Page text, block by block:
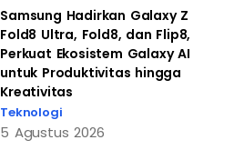
Samsung Hadirkan Galaxy Z
Fold8 Ultra, Fold8, dan Flip8,
Perkuat Ekosistem Galaxy AI
untuk Produktivitas hingga
Kreativitas
Teknologi
5 Agustus 2026